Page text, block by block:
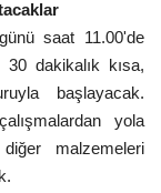
saat 11.00'de
30 dakikalık kısa,
başlayacak.
yola
malzemeleri